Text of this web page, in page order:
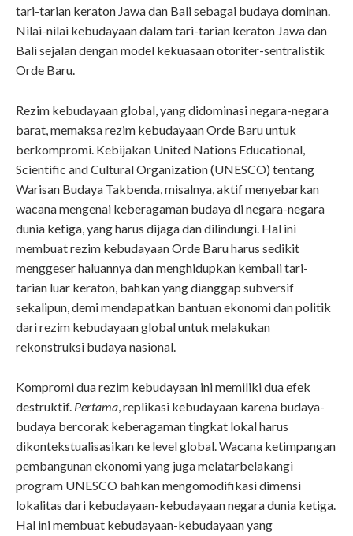
tari-tarian keraton Jawa dan Bali sebagai budaya dominan.
Nilai-nilai kebudayaan dalam tari-tarian keraton Jawa dan
Bali sejalan dengan model kekuasaan otoriter-sentralistik
Orde Baru.
Rezim kebudayaan global, yang didominasi negara-negara
barat, memaksa rezim kebudayaan Orde Baru untuk
berkompromi. Kebijakan United Nations Educational,
Scientific and Cultural Organization (UNESCO) tentang
Warisan Budaya Takbenda, misalnya, aktif menyebarkan
wacana mengenai keberagaman budaya di negara-negara
dunia ketiga, yang harus dijaga dan dilindungi. Hal ini
membuat rezim kebudayaan Orde Baru harus sedikit
menggeser haluannya dan menghidupkan kembali tari-
tarian luar keraton, bahkan yang dianggap subversif
sekalipun, demi mendapatkan bantuan ekonomi dan politik
dari rezim kebudayaan global untuk melakukan
rekonstruksi budaya nasional.
Kompromi dua rezim kebudayaan ini memiliki dua efek
destruktif. Pertama, replikasi kebudayaan karena budaya-
budaya bercorak keberagaman tingkat lokal harus
dikontekstualisasikan ke level global. Wacana ketimpangan
pembangunan ekonomi yang juga melatarbelakangi
program UNESCO bahkan mengomodifikasi dimensi
lokalitas dari kebudayaan-kebudayaan negara dunia ketiga.
Hal ini membuat kebudayaan-kebudayaan yang